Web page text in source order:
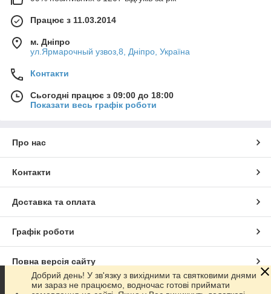
Працює з 11.03.2014
м. Дніпро
ул.Ярмарочный узвоз,8, Дніпро, Україна
Контакти
Сьогодні працює з 09:00 до 18:00
Показати весь графік роботи
Про нас
Контакти
Доставка та оплата
Графік роботи
Повна версія сайту
Сайт створено на маркетплейсіProm.ua
Добрий день! У зв'язку з вихідними та святковими днями
ми зараз не працюємо, водночас готові приймати